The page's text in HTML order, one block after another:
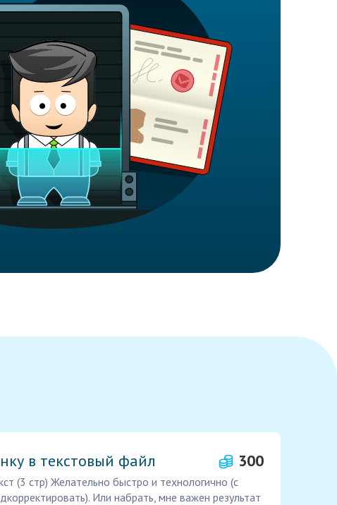
в текстовый файл 300
(3 стр) Желательно быстро и технологично (с
Или набрать, мне важен результат